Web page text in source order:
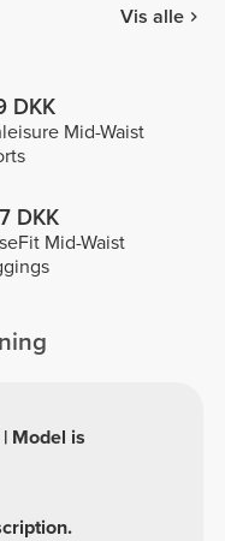
Vis alle
DKK
Mid-Waist
DKK
Mid-Waist
Model is